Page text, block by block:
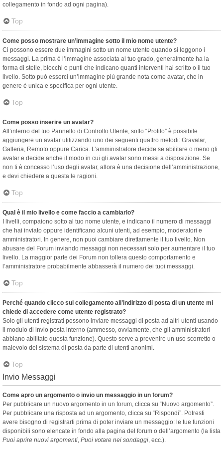
collegamento in fondo ad ogni pagina).
Top
Come posso mostrare un’immagine sotto il mio nome utente?
Ci possono essere due immagini sotto un nome utente quando si leggono i
messaggi. La prima è l’immagine associata al tuo grado, generalmente ha la
forma di stelle, blocchi o punti che indicano quanti interventi hai scritto o il tuo
livello. Sotto può esserci un’immagine più grande nota come avatar, che in
genere è unica e specifica per ogni utente.
Top
Come posso inserire un avatar?
All’interno del tuo Pannello di Controllo Utente, sotto “Profilo” è possibile
aggiungere un avatar utilizzando uno dei seguenti quattro metodi: Gravatar,
Galleria, Remoto oppure Carica. L’amministratore decide se abilitare o meno gli
avatar e decide anche il modo in cui gli avatar sono messi a disposizione. Se
non ti è concesso l’uso degli avatar, allora è una decisione dell’amministrazione,
e devi chiedere a questa le ragioni.
Top
Qual è il mio livello e come faccio a cambiarlo?
I livelli, compaiono sotto al tuo nome utente, e indicano il numero di messaggi
che hai inviato oppure identificano alcuni utenti, ad esempio, moderatori e
amministratori. In genere, non puoi cambiare direttamente il tuo livello. Non
abusare del Forum inviando messaggi non necessari solo per aumentare il tuo
livello. La maggior parte dei Forum non tollera questo comportamento e
l’amministratore probabilmente abbasserà il numero dei tuoi messaggi.
Top
Perché quando clicco sul collegamento all’indirizzo di posta di un utente mi
chiede di accedere come utente registrato?
Solo gli utenti registrati possono inviare messaggi di posta ad altri utenti usando
il modulo di invio posta interno (ammesso, ovviamente, che gli amministratori
abbiano abilitato questa funzione). Questo serve a prevenire un uso scorretto o
malevolo del sistema di posta da parte di utenti anonimi.
Top
Invio Messaggi
Come apro un argomento o invio un messaggio in un forum?
Per pubblicare un nuovo argomento in un forum, clicca su “Nuovo argomento”.
Per pubblicare una risposta ad un argomento, clicca su “Rispondi”. Potresti
avere bisogno di registrarti prima di poter inviare un messaggio: le tue funzioni
disponibili sono elencate in fondo alla pagina del forum o dell’argomento (la lista
Puoi aprire nuovi argomenti, Puoi votare nei sondaggi, ecc.).